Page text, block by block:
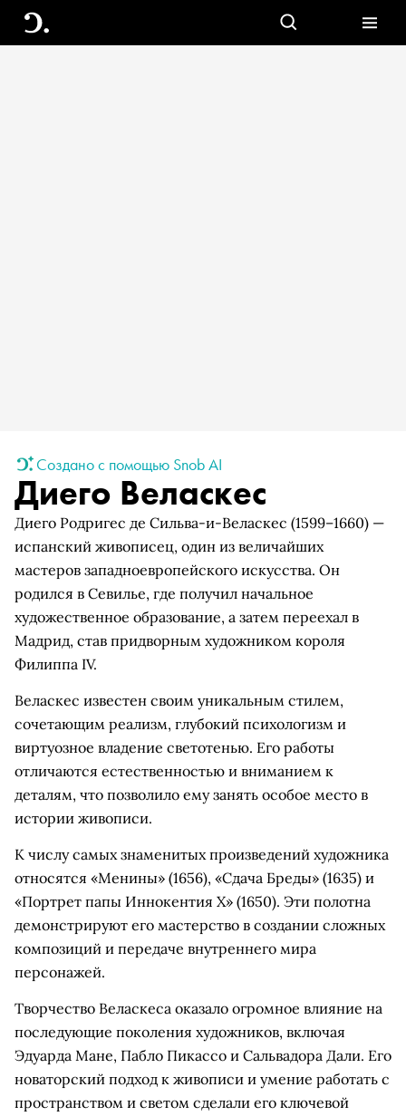
Создано с помощью Snob AI
Диего Веласкес
Диего Родригес де Сильва-и-Веласкес (1599–1660) —
испанский живописец, один из величайших
мастеров западноевропейского искусства. Он
родился в Севилье, где получил начальное
художественное образование, а затем переехал в
Мадрид, став придворным художником короля
Филиппа IV.
Веласкес известен своим уникальным стилем,
сочетающим реализм, глубокий психологизм и
виртуозное владение светотенью. Его работы
отличаются естественностью и вниманием к
деталям, что позволило ему занять особое место в
истории живописи.
К числу самых знаменитых произведений художника
относятся «Менины» (1656), «Сдача Бреды» (1635) и
«Портрет папы Иннокентия X» (1650). Эти полотна
демонстрируют его мастерство в создании сложных
композиций и передаче внутреннего мира
персонажей.
Творчество Веласкеса оказало огромное влияние на
последующие поколения художников, включая
Эдуарда Мане, Пабло Пикассо и Сальвадора Дали. Его
новаторский подход к живописи и умение работать с
пространством и светом сделали его ключевой